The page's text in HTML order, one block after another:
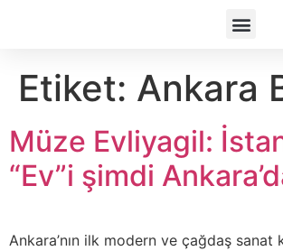
Etiket: Ankara
Müze Evliyagil:
“Ev”i şimdi
Ankara’nın ilk modern ve çağdaş sanat